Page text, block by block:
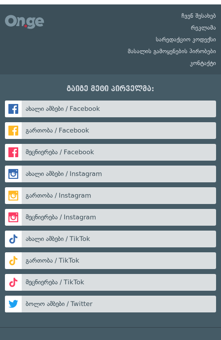
ჩვენ შესახებ
რეკლამა
სარედაქციო კოდექსი
მასალის გამოყენების პირობები
კონტაქტი
გაიგე მეტი პირველმა:
ახალი ამბები / Facebook
გართობა / Facebook
მეცნიერება / Facebook
ახალი ამბები / Instagram
გართობა / Instagram
მეცნიერება / Instagram
ახალი ამბები / TikTok
გართობა / TikTok
მეცნიერება / TikTok
ბოლო ამბები / Twitter